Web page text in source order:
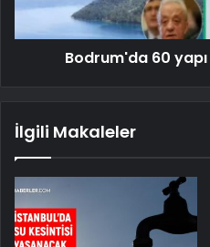
Bodrum'da 60
İlgili Makaleler